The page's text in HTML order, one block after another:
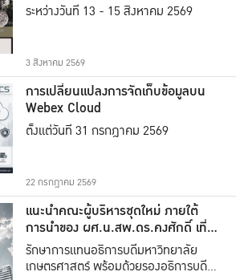
ระหว่างวันที่ 13 - 15 สิงหาคม 2569
3 สิงหาคม 2569
การเปลี่ยนแปลงการจัดเก็บข้อมูลบน
Webex Cloud
ตั้งแต่วันที่ 31 กรกฎาคม 2569
22 กรกฎาคม 2569
แนะนำคณะผู้บริหารชุดใหม่ ภายใต้
การนำของ ผศ.น.สพ.ดร.คงศักดิ์ เที่ยง
ธรรม
รักษาการแทนอธิการบดีมหาวิทยาลัย
เกษตรศาสตร์ พร้อมด้วยรองอธิการบดีทั้ง